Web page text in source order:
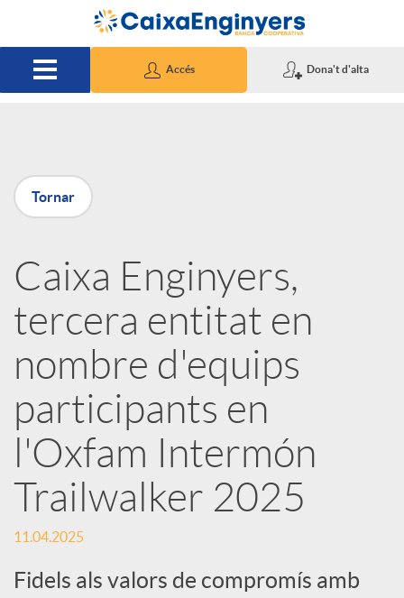
Salta al contingut principal
Accés Dona't d'alta
P
u
b
l
i
c
a
d
Tornar
Caixa Enginyers,
tercera entitat en
nombre d'equips
participants en
l'Oxfam Intermón
Trailwalker 2025
11.04.2025
Fidels als valors de compromís amb